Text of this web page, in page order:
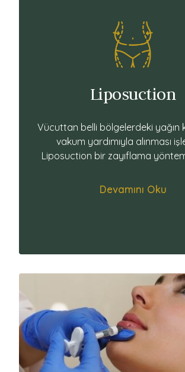
Liposuction
Vücuttan belli bölgelerdeki yağın
vakum yardımıyla alınması
Liposuction bir zayıflama
Devamını Oku